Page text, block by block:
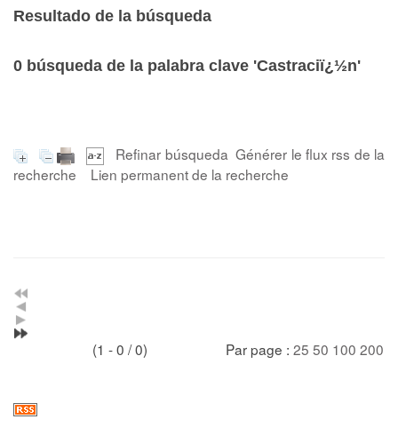
Resultado de la búsqueda
0 búsqueda de la palabra clave 'Castraciï¿½n'
Refinar búsqueda Générer le flux rss de la
recherche
Lien permanent de la recherche
(1 - 0 / 0) Par page : 25 50 100 200